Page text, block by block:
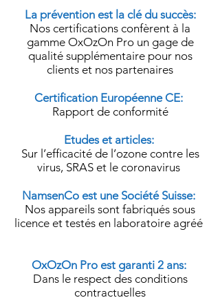
La prévention est la clé du succès:
​Nos certifications confèrent à la
gamme OxOzOn Pro un gage de
qualité supplémentaire pour nos
clients et nos partenaires
Certification Européenne CE:
Rapport de conformité
Etudes et articles:
​Sur l’efficacité de l’ozone contre les
virus, SRAS et le coronavirus ​
NamsenCo est une Société Suisse:
​Nos appareils sont fabriqués sous
licence et testés en laboratoire agréé ​
OxOzOn Pro est garanti 2 ans:
​Dans le respect des conditions
contractuelles